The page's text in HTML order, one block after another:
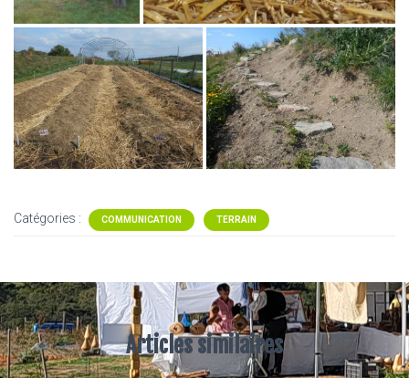
Catégories : COMMUNICATION TERRAIN
Articles similaires